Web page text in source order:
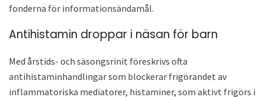
fonderna för informationsändamål.
Antihistamin droppar i näsan för barn
Med årstids- och säsongsrinit föreskrivs ofta
antihistaminhandlingar som blockerar frigörandet av
inflammatoriska mediatorer, histaminer, som aktivt frigörs i